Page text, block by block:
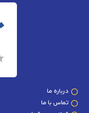
درباره ما
تماس با ما